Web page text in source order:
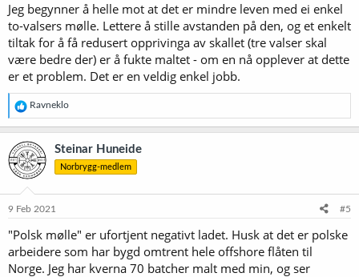
Jeg begynner å helle mot at det er mindre leven med ei enkel
to-valsers mølle. Lettere å stille avstanden på den, og et enkelt
tiltak for å få redusert opprivinga av skallet (tre valser skal
være bedre der) er å fukte maltet - om en nå opplever at dette
er et problem. Det er en veldig enkel jobb.
R
e
a
k
s
j
o
e
:
Ravneklo
Steinar Huneide
Norbrygg-medlem
9 Feb 2021 #5
"Polsk mølle" er ufortjent negativt ladet. Husk at det er polske
arbeidere som har bygd omtrent hele offshore flåten til
Norge. Jeg har kverna 70 batcher malt med min, og ser